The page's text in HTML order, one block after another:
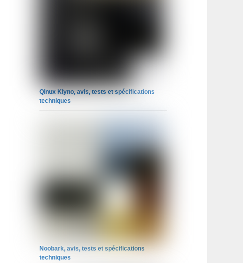
Qinux Klyno, avis, tests et spécifications
techniques
Noobark, avis, tests et spécifications
techniques